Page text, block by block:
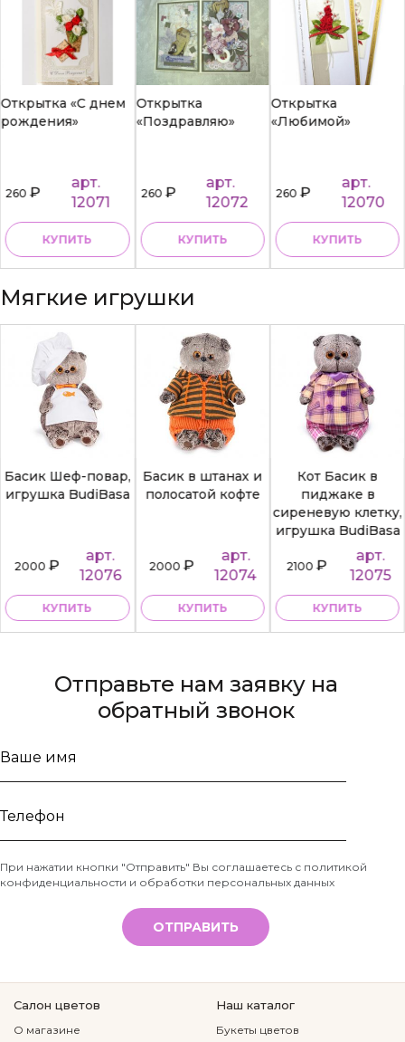
Открытка «С днем
рождения»
260₽
арт.
12071
КУПИТЬ
Открытка
«Поздравляю»
260₽
арт.
12072
КУПИТЬ
Открытка
«Любимой»
260₽
арт.
12070
КУПИТЬ
Мягкие игрушки
Басик Шеф-повар,
игрушка BudiBasa
2000₽
арт.
12076
КУПИТЬ
Басик в штанах и
полосатой кофте
2000₽
арт.
12074
КУПИТЬ
Кот Басик в
пиджаке в
сиреневую клетку,
игрушка BudiBasa
2100₽
арт.
12075
КУПИТЬ
Отправьте нам заявку на
обратный звонок
Ваше
Телефон
*
При нажатии кнопки "Отправить" Вы соглашаетесь с политикой
конфиденциальности и обработки персональных данных
ОТПРАВИТЬ
Салон цветов
О магазине
Наш каталог
Букеты цветов